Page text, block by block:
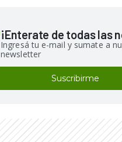
¡Enterate de todas las
Ingresá tu e-mail y sumate a
newsletter
Suscribirme